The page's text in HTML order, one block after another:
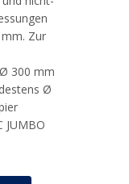
Zur
300 mm
Ø
JUMBO